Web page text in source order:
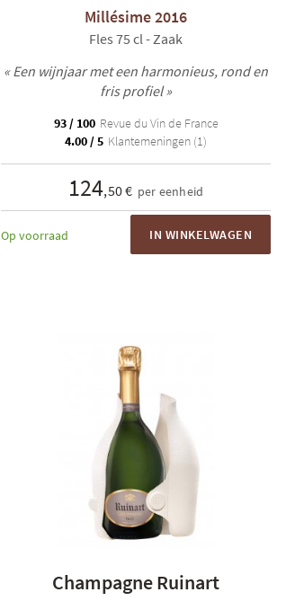
Millésime 2016
Fles 75 cl - Zaak
« Een wijnjaar met een harmonieus, rond en
fris profiel »
93 / 100 Revue du Vin de France
4.00 / 5 Klantemeningen (1)
124,50 € per eenheid
Op voorraad IN WINKELWAGEN
Champagne Ruinart